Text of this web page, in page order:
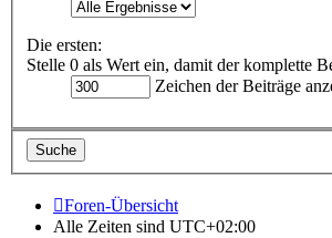
Die ersten:
Stelle 0 als Wert ein, damit der komplette
Zeichen der Beiträge
Foren-Übersicht
Alle Zeiten sind UTC+02:00